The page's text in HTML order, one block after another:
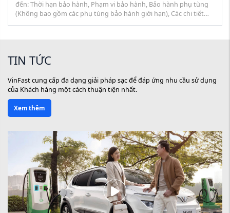
đến: Thời hạn bảo hành, Phạm vi bảo hành, Bảo hành phụ tùng
(Không bao gồm các phụ tùng bảo hành giới hạn), Các chi tiết
TIN TỨC
VinFast cung cấp đa dạng giải pháp sạc để đáp ứng nhu cầu sử dụng
của Khách hàng một cách thuận tiện nhất.
Xem thêm